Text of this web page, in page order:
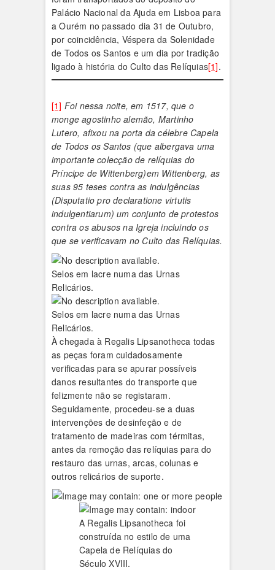
Palácio Nacional da Ajuda em Lisboa para
a Ourém no passado dia 31 de Outubro,
por coincidência, Véspera da Solenidade
de Todos os Santos e um dia por tradição
ligado à história do Culto das Relíquias[1].
[1] Foi nessa noite, em 1517, que o
monge agostinho alemão, Martinho
Lutero, afixou na porta da célebre Capela
de Todos os Santos (que albergava uma
importante colecção de relíquias do
Príncipe de Wittenberg)em Wittenberg, as
suas 95 teses contra as indulgências
(Disputatio pro declaratione virtutis
indulgentiarum) um conjunto de protestos
contra os abusos na Igreja incluindo os
que se verificavam no Culto das Relíquias.
Selos em lacre numa das Urnas
Relicários.
Selos em lacre numa das Urnas
Relicários.
À chegada à Regalis Lipsanotheca todas
as peças foram cuidadosamente
verificadas para se apurar possíveis
danos resultantes do transporte que
felizmente não se registaram.
Seguidamente, procedeu-se a duas
intervenções de desinfeção e de
tratamento de madeiras com térmitas,
antes da remoção das relíquias para do
restauro das urnas, arcas, colunas e
outros relicários de suporte.
A Regalis Lipsanotheca foi
construída no estilo de uma
Capela de Relíquias do
Século XVIII.